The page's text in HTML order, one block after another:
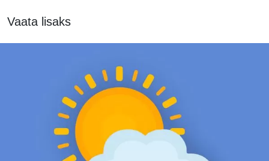
Vaata lisaks